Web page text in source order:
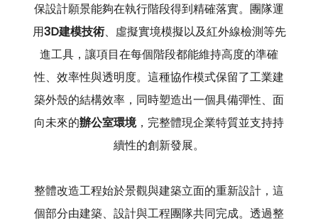
保設計願景能夠在執行階段得到精確落實。團隊運
用3D建模技術、虛擬實境模擬以及紅外線檢測等先
進工具，讓項目在每個階段都能維持高度的準確
性、效率性與透明度。這種協作模式保留了工業建
築外殼的結構效率，同時塑造出一個具備彈性、面
向未來的辦公室環境，完整體現企業特質並支持持
續性的創新發展。
整體改造工程始於景觀與建築立面的重新設計，這
個部分由建築、設計與工程團隊共同完成。透過整